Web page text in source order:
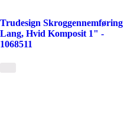
Trudesign Skroggennemføring
Lang, Hvid Komposit 1" -
1068511